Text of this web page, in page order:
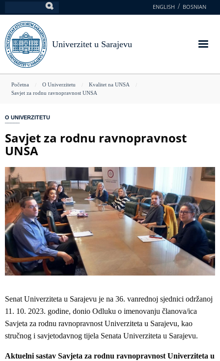
na
glavni
sadržaj
ENGLISH BOSNIAN
Univerzitet u Sarajevu
You
here
Početna O Univerzitetu
Kvalitet na UNSA
Savjet za rodnu ravnopravnost UNSA
O UNIVERZITETU
Savjet za rodnu ravnopravnost
UNSA
Senat Univerziteta u Sarajevu je na 36. vanrednoj sjednici održanoj
11. 10. 2023. godine, donio Odluku o imenovanju članova/ica
Savjeta za rodnu ravnopravnost Univerziteta u Sarajevu, kao
stručnog i savjetodavnog tijela Senata Univerziteta u Sarajevu.
Aktuelni sastav Savjeta za rodnu ravnopravnost Univerziteta u